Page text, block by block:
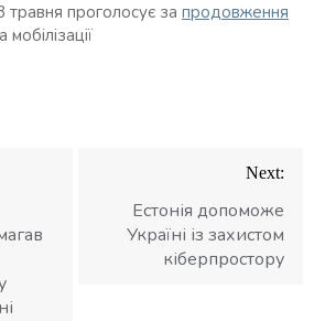
проголосує за продовження
мобілізації
Next:
Естонія допоможе
Україні із захистом
кіберпростору